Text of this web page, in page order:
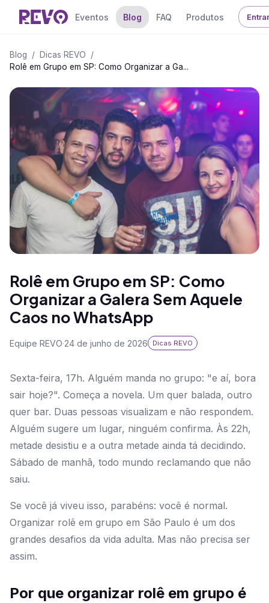
Eventos Blog FAQ Produtos
Blog / Dicas REVO
/
Rolê em Grupo em SP: Como Organizar a Ga...
Rolê em Grupo em SP: Como
Organizar a Galera Sem Aquele
Caos no WhatsApp
Equipe REVO·24 de junho de 2026 Dicas REVO
Sexta-feira, 17h. Alguém manda no grupo: "e aí, bora
sair hoje?". Começa a novela. Um quer balada, outro
quer bar. Duas pessoas visualizam e não respondem.
Alguém sugere um lugar, ninguém confirma. Às 22h,
metade desistiu e a outra metade ainda tá decidindo.
Sábado de manhã, todo mundo reclamando que não
saiu.
Se você já viveu isso, parabéns: você é normal.
Organizar rolê em grupo em São Paulo é um dos
grandes desafios da vida adulta. Mas não precisa ser
assim.
Por que organizar rolê em grupo é